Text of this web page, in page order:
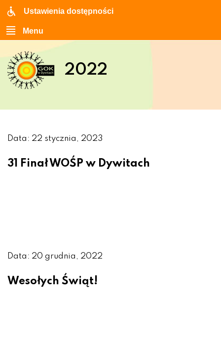
Ustawienia dostępności
Menu
2022
Data: 22 stycznia, 2023
31 Finał WOŚP w Dywitach
Data: 20 grudnia, 2022
Wesołych Świąt!